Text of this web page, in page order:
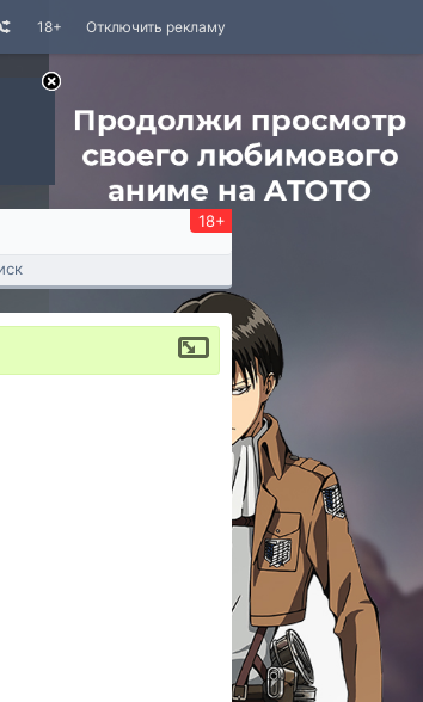
Отключить рекламу
18+
18+